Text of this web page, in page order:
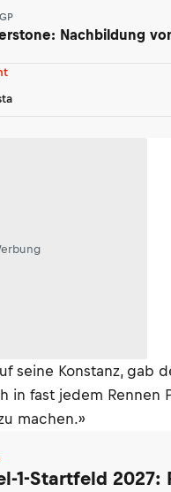
Nachbildung
seine Konstanz, gab
in fast jedem
machen.»
1-Startfeld